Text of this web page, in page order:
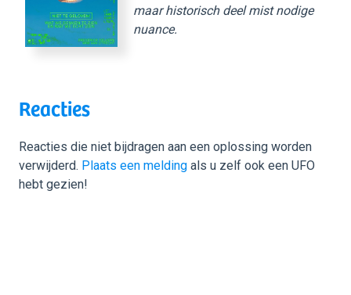
maar historisch deel mist nodige
nuance.
Reacties
Reacties die niet bijdragen aan een oplossing worden
verwijderd. Plaats een melding als u zelf ook een UFO
hebt gezien!